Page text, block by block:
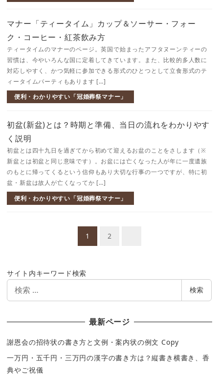
マナー「ティータイム」カップ＆ソーサー・フォー
ク・コーヒー・紅茶飲み方
ティータイムのマナーのページ。英国で始まったアフタヌーンティーの
習慣は、今やいろんな国に定着してきています。また、比較的多人数に
対応しやすく、かつ気軽に参加できる形式のひとつとして立食形式のテ
ィータイムパーティもあります […]
便利・わかりやすい「冠婚葬祭マナー」
初盆(新盆)とは？時期と準備、当日の流れをわかりやす
く説明
初盆とは四十九日を過ぎてから初めて迎えるお盆のことをさします（※
新盆とは初盆と同じ意味です）。お盆には亡くなった人が年に一度遺族
のもとに帰ってくるという信仰もあり大切な行事の一つですが、特に初
盆・新盆は故人が亡くなってか […]
便利・わかりやすい「冠婚葬祭マナー」
ビ
ゲ
ョ
ン
1 2
サイト内キーワード検索
索
検索
最新ページ
謝恩会の招待状の書き方と文例・案内状の例文 Copy
一万円・五千円・三万円の漢字の書き方は？縦書き横書き、香
典やご祝儀